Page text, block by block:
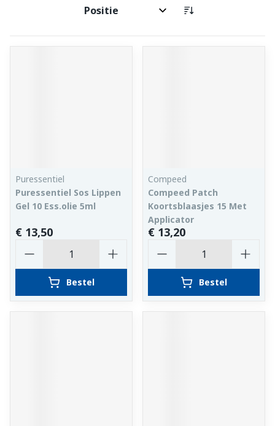
Sorteer op:
Puressentiel
Puressentiel Sos Lippen
Gel 10 Ess.olie 5ml
€ 13,50
Bestel
Compeed
Compeed Patch
Koortsblaasjes 15 Met
Applicator
€ 13,20
Bestel